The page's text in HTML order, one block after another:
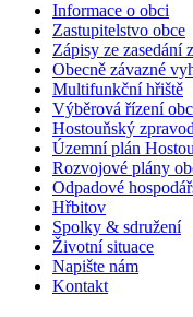
Informace o obci
Zastupitelstvo obce
Zápisy ze zasedání
Obecně závazné
Multifunkční hřiště
Výběrová řízení
Hostouňský
Územní plán
Rozvojové plány
Odpadové
Hřbitov
Spolky & sdružení
Životní situace
Napište nám
Kontakt